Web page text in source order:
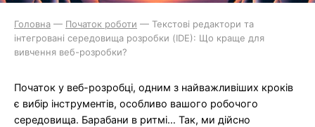
Головна — Початок роботи — Текстові редактори та
інтегровані середовища розробки (IDE): Що краще для
вивчення веб-розробки?
Початок у веб-розробці, одним з найважливіших кроків
є вибір інструментів, особливо вашого робочого
середовища. Барабани в ритмі… Так, ми дійсно